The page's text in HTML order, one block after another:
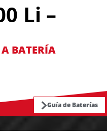
Li –
A BATERÍA
Guía de Baterías